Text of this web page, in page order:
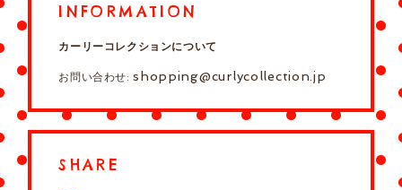
INFORMATION
カーリーコレクションについて
お問い合わせ:shopping@curlycollection.jp
SHARE